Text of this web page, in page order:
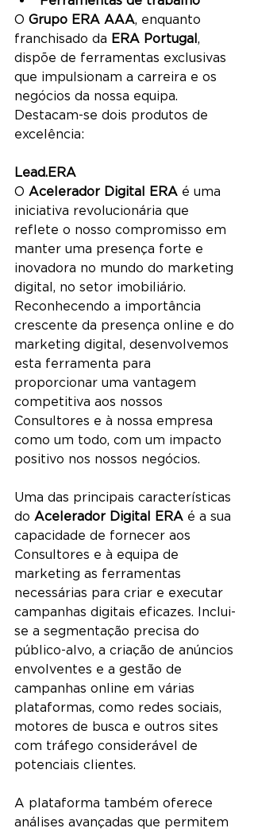
O Grupo ERA AAA, enquanto
franchisado da ERA Portugal,
dispõe de ferramentas exclusivas
que impulsionam a carreira e os
negócios da nossa equipa.
Destacam-se dois produtos de
excelência:
Lead.ERA
O Acelerador Digital ERA é uma
iniciativa revolucionária que
reflete o nosso compromisso em
manter uma presença forte e
inovadora no mundo do marketing
digital, no setor imobiliário.
Reconhecendo a importância
crescente da presença online e do
marketing digital, desenvolvemos
esta ferramenta para
proporcionar uma vantagem
competitiva aos nossos
Consultores e à nossa empresa
como um todo, com um impacto
positivo nos nossos negócios.
Uma das principais características
do Acelerador Digital ERA é a sua
capacidade de fornecer aos
Consultores e à equipa de
marketing as ferramentas
necessárias para criar e executar
campanhas digitais eficazes. Inclui-
se a segmentação precisa do
público-alvo, a criação de anúncios
envolventes e a gestão de
campanhas online em várias
plataformas, como redes sociais,
motores de busca e outros sites
com tráfego considerável de
potenciais clientes.
A plataforma também oferece
análises avançadas que permitem